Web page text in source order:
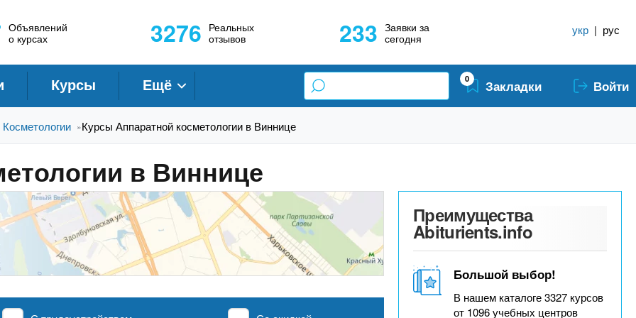
Объявлений
о курсах
3276 Реальных
отзывов
233 Заявки за
сегодня
укр | рус
Курсы Ещё 0 Закладки Войти
»Курсы Аппаратной косметологии в Виннице
в Виннице
Преимущества
Abiturients.info
Большой выбор!
В нашем каталоге 3327 курсов
от 1096 учебных центров